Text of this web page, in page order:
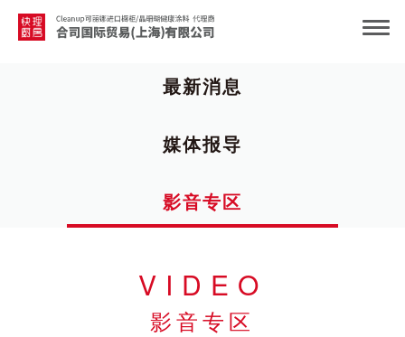
最新消息
媒体报导
影音专区
VIDEO
影音专区